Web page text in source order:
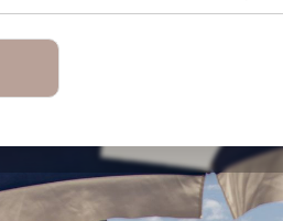
25 pz.
preparatorio
imbevuto di
colore - 1pz
13,00 €